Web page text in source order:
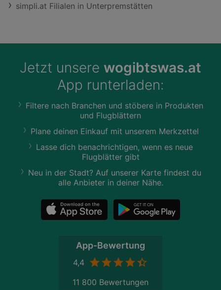
simpli.at Filialen in Unterpremstätten
Jetzt unsere wogibtswas.at
App runterladen:
Filtere nach Branchen und stöbere in Produkten
und Flugblättern
Plane deinen Einkauf mit unserem Merkzettel
Lasse dich benachrichtigen, wenn es neue
Flugblätter gibt
Neu in der Stadt? Auf unserer Karte findest du
alle Anbieter in deiner Nähe.
App-Bewertung
4,4
11 800 Bewertungen